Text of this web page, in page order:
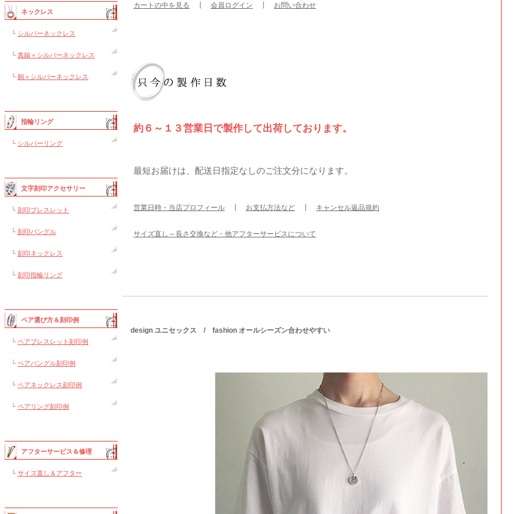
ネックレス
└ シルバーネックレス
└ 真鍮＋シルバーネックレス
└ 銅＋シルバーネックレス
指輪リング
└ シルバーリング
文字刻印アクセサリー
└ 刻印ブレスレット
└ 刻印バングル
└ 刻印ネックレス
└ 刻印指輪リング
ペア選び方＆刻印例
└ ペアブレスレット刻印例
└ ペアバングル刻印例
└ ペアネックレス刻印例
└ ペアリング刻印例
アフターサービス＆修理
└ サイズ直し＆アフター
カートの中を見る 会員ログイン お問い合わせ
約６～１３営業日で製作して出荷しております。
最短お届けは、配送日指定なしのご注文分になります。
営業日時・当店プロフィール お支払方法など キャンセル返品規約
サイズ直し～長さ交換など・他アフターサービスについて
design ユニセックス / fashion オールシーズン合わせやすい